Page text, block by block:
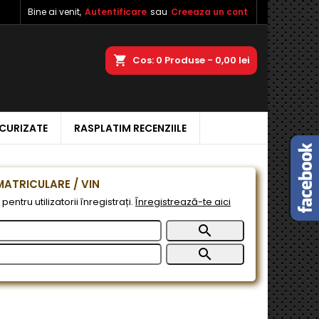
Bine ai venit, Autentificare sau Creeaza un cont
Cos 0 Produse - 0,00 lei
RASPLATIM RECENZIILE
/ VIN
utilizatorii înregistrați. Înregistrează-te aici

